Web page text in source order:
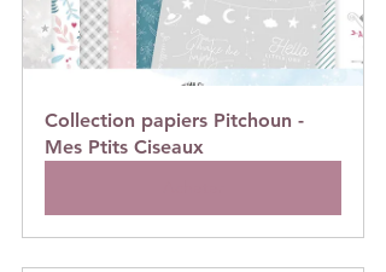
Collection papiers Pitchoun -
Mes Ptits Ciseaux